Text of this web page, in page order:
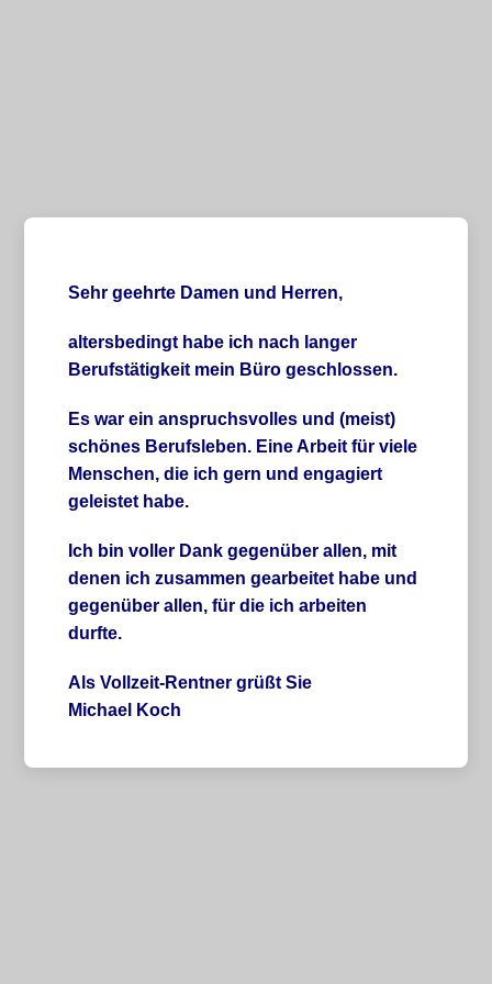
Sehr geehrte Damen und Herren,
altersbedingt habe ich nach langer
Berufstätigkeit mein Büro geschlossen.
Es war ein anspruchsvolles und (meist)
schönes Berufsleben. Eine Arbeit für viele
Menschen, die ich gern und engagiert
geleistet habe.
Ich bin voller Dank gegenüber allen, mit
denen ich zusammen gearbeitet habe und
gegenüber allen, für die ich arbeiten
durfte.
Als Vollzeit-Rentner grüßt Sie
Michael Koch